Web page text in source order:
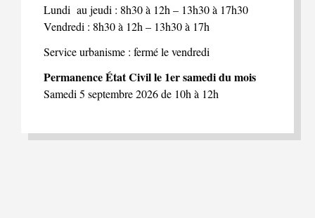
Lundi au jeudi : 8h30 à 12h – 13h30 à 17h30
Vendredi : 8h30 à 12h – 13h30 à 17h
Service urbanisme : fermé le vendredi
Permanence État Civil le 1er samedi du mois
Samedi 5 septembre 2026 de 10h à 12h